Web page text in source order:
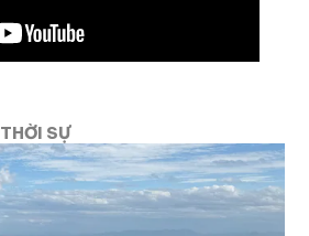
THỜI SỰ